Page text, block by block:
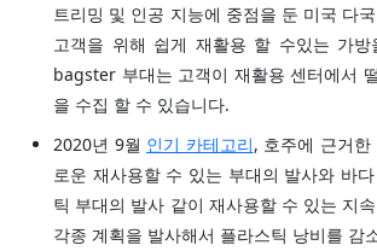
트리밍 및 인공 지능에 중점을 둔 미국 다
고객을 위해 쉽게 재활용 할 수있는 가방
bagster 부대는 고객이 재활용 센터에서
을 수집 할 수 있습니다.
2020년 9월 인기 카테고리, 호주에 근거한
로운 재사용할 수 있는 부대의 발사와 바
틱 부대의 발사 같이 재사용할 수 있는 지
각종 계획을 발사해서 플라스틱 낭비를 감